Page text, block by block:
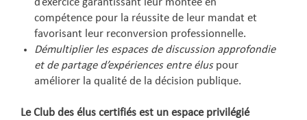
d’exercice garantissant leur montée en
compétence pour la réussite de leur mandat et
favorisant leur reconversion professionnelle.
Démultiplier les espaces de discussion approfondie
et de partage d’expériences entre élus pour
améliorer la qualité de la décision publique.
Le Club des élus certifiés est un espace privilégié